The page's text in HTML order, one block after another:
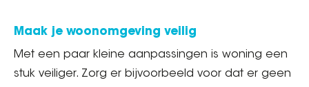
Maak je woonomgeving veilig
Met een paar kleine aanpassingen is woning een
stuk veiliger. Zorg er bijvoorbeeld voor dat er geen